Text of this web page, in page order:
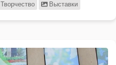
Творчество Выставки